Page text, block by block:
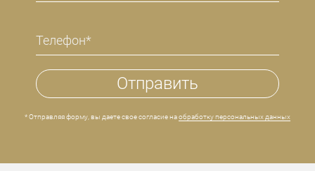
* Отправляя форму, вы даете свое согласие наобработку персональных данных